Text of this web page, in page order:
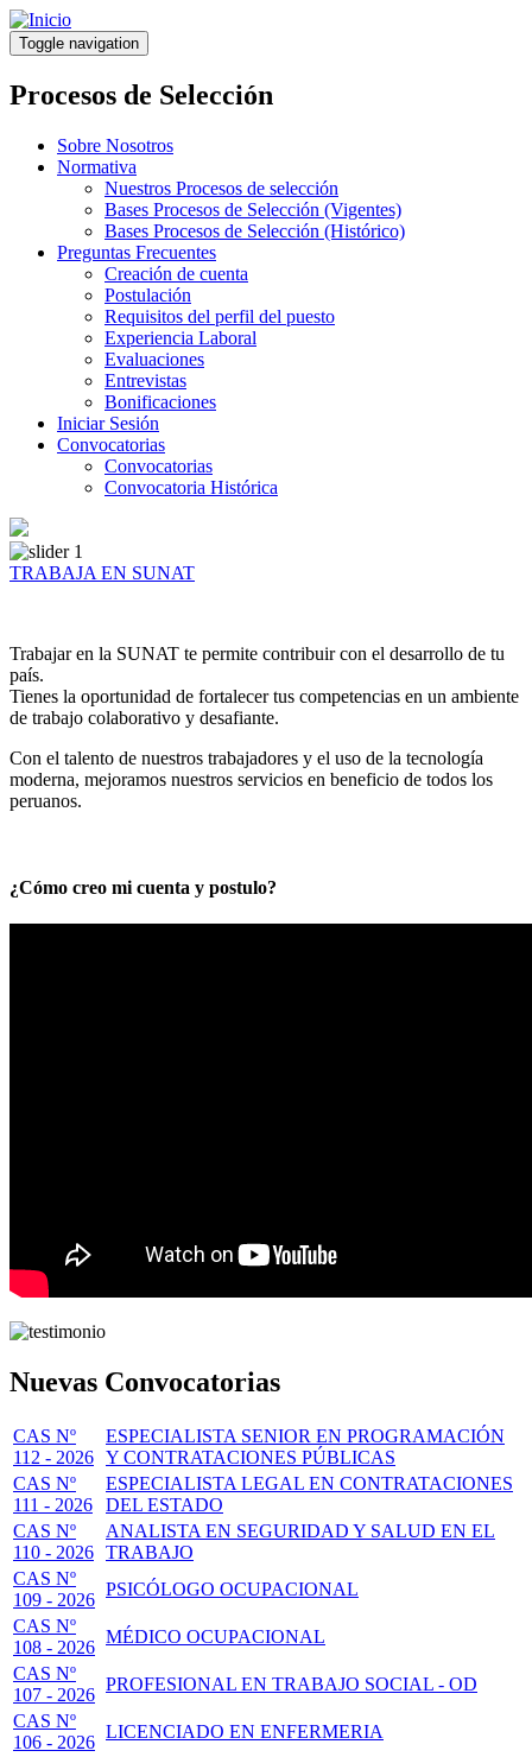
Pasar
al
contenido
principal
Toggle navigation
Procesos de Selección
Sobre Nosotros
Normativa
Nuestros Procesos de selección
Bases Procesos de Selección (Vigentes)
Bases Procesos de Selección (Histórico)
Preguntas Frecuentes
Creación de cuenta
Postulación
Requisitos del perfil del puesto
Experiencia Laboral
Evaluaciones
Entrevistas
Bonificaciones
Iniciar Sesión
Convocatorias
Convocatorias
Convocatoria Histórica
TRABAJA EN SUNAT
Trabajar en la SUNAT te permite contribuir con el desarrollo de tu
país.
Tienes la oportunidad de fortalecer tus competencias en un ambiente
de trabajo colaborativo y desafiante.
Con el talento de nuestros trabajadores y el uso de la tecnología
moderna, mejoramos nuestros servicios en beneficio de todos los
peruanos.
¿Cómo creo mi cuenta y postulo?
Nuevas Convocatorias
CAS Nº
112 - 2026
ESPECIALISTA SENIOR EN PROGRAMACIÓN
Y CONTRATACIONES PÚBLICAS
CAS Nº
111 - 2026
ESPECIALISTA LEGAL EN CONTRATACIONES
DEL ESTADO
CAS Nº
110 - 2026
ANALISTA EN SEGURIDAD Y SALUD EN EL
TRABAJO
CAS Nº
109 - 2026
PSICÓLOGO OCUPACIONAL
CAS Nº
108 - 2026
MÉDICO OCUPACIONAL
CAS Nº
107 - 2026
PROFESIONAL EN TRABAJO SOCIAL - OD
CAS Nº
106 - 2026
LICENCIADO EN ENFERMERIA